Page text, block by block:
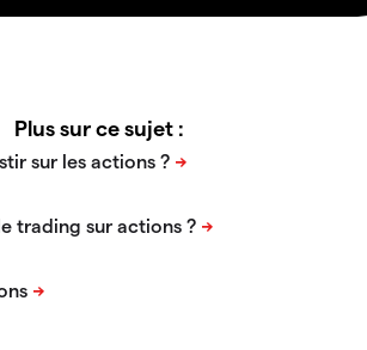
Plus sur ce sujet :